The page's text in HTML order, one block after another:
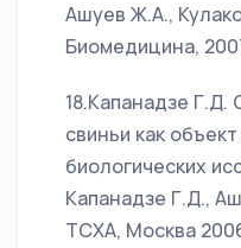
Ашуев Ж.А.,
Биомедицина,
18.Капанадзе Г.Д.
свиньи как
биологических
Капанадзе Г.Д.,
ТСХА, Москва